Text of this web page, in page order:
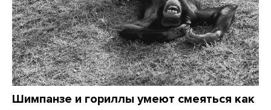
Шимпанзе и гориллы умеют смеяться как